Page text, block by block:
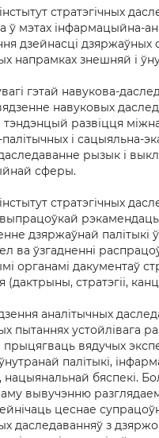
стратэгічных
ў мэтах інфармацыйна-
дзейнасці дзяржаўных
напрамках знешняй і
гэтай навукова-
навуковых
тэндэнцый развіцця
і сацыяльна-
рызык і
сферы.
стратэгічных
дзяржаўнай палітыкі
ва ўзгадненні
органамі дакументаў
(дактрыны, стратэгіі,
аналітычных
пытаннях устойлівага
прыцягваць вядучых
палітыкі,
нацыянальнай бяспекі.
вывучэнню
цеснае
даследаванняў з